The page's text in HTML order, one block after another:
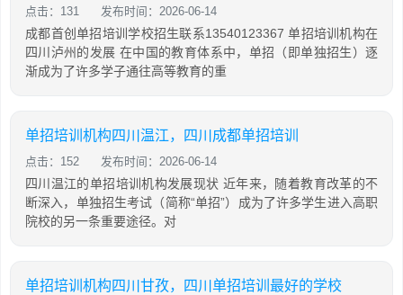
点击：131 发布时间：2026-06-14
成都首创单招培训学校招生联系13540123367 单招培训机构在
四川泸州的发展 在中国的教育体系中，单招（即单独招生）逐
渐成为了许多学子通往高等教育的重
单招培训机构四川温江，四川成都单招培训
点击：152 发布时间：2026-06-14
四川温江的单招培训机构发展现状 近年来，随着教育改革的不
断深入，单独招生考试（简称“单招”）成为了许多学生进入高职
院校的另一条重要途径。对
单招培训机构四川甘孜，四川单招培训最好的学校